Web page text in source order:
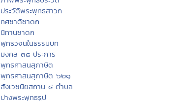
ประวัติพระพุทธสาวก
ทศชาติชาดก
นิทานชาดก
พุทธวจนในธรรมบท
มงคล ๓๘ ประการ
พุทธศาสนสุภาษิต
พุทธศาสนสุภาษิต ๖๒๑
สังเวชนียสถาน ๔ ตำบล
ปางพระพุทธรูป